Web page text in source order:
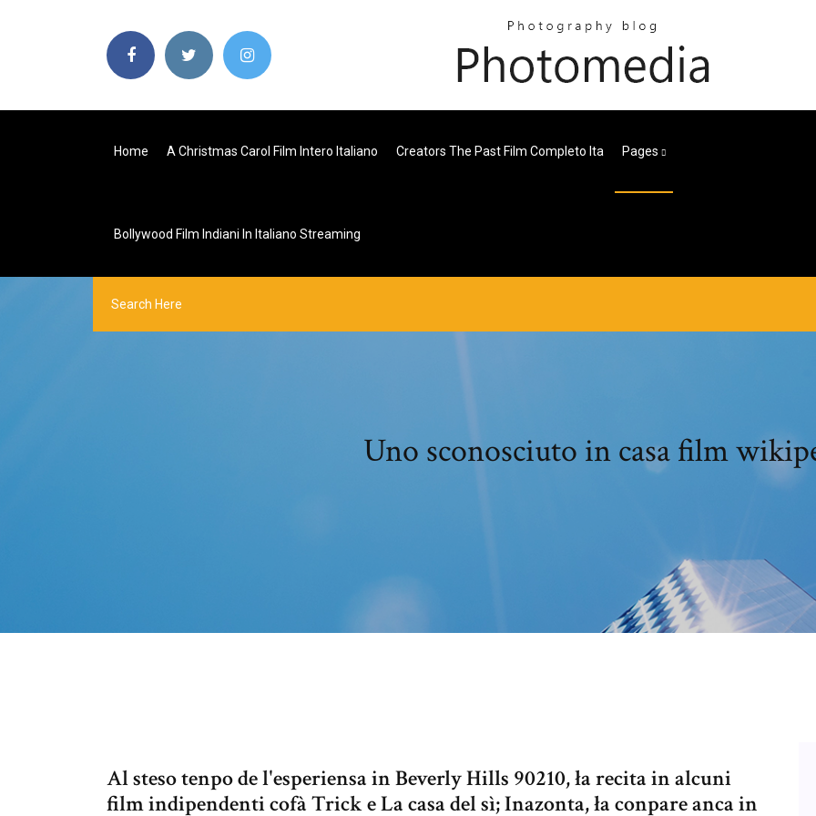
Home A Christmas Carol Film Intero Italiano Creators The Past Film Completo Ita Pages
Bollywood Film Indiani In Italiano Streaming
Uno sconosciuto in casa film
Al steso tenpo de l'esperiensa in Beverly Hills 90210, ła recita in alcuni
film indipendenti cofà Trick e La casa del sì; Inazonta, ła conpare anca in